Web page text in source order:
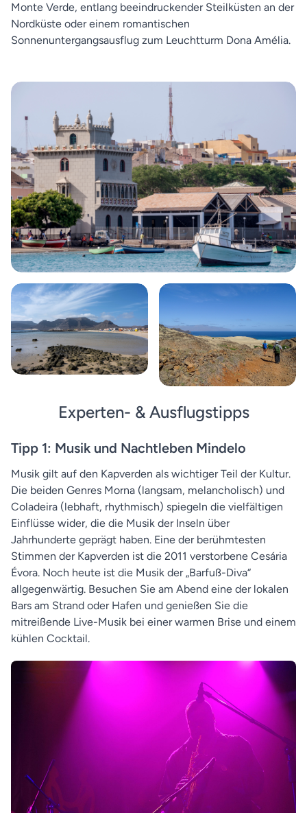
Monte Verde, entlang beeindruckender Steilküsten an der
Nordküste oder einem romantischen
Sonnenuntergangsausflug zum Leuchtturm Dona Amélia.
Experten- & Ausflugstipps
Tipp 1: Musik und Nachtleben Mindelo
Musik gilt auf den Kapverden als wichtiger Teil der Kultur.
Die beiden Genres Morna (langsam, melancholisch) und
Coladeira (lebhaft, rhythmisch) spiegeln die vielfältigen
Einflüsse wider, die die Musik der Inseln über
Jahrhunderte geprägt haben. Eine der berühmtesten
Stimmen der Kapverden ist die 2011 verstorbene Cesária
Évora. Noch heute ist die Musik der „Barfuß-Diva“
allgegenwärtig. Besuchen Sie am Abend eine der lokalen
Bars am Strand oder Hafen und genießen Sie die
mitreißende Live-Musik bei einer warmen Brise und einem
kühlen Cocktail.